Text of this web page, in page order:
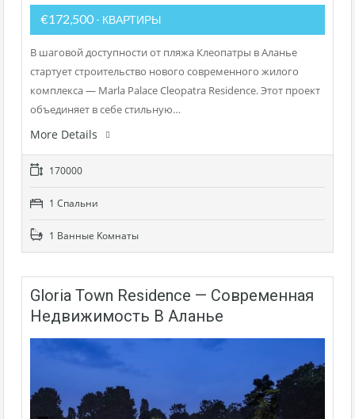
€172,500 - КВАРТИРЫ
В шаговой доступности от пляжа Клеопатры в Аланье
стартует строительство нового современного жилого
комплекса — Marla Palace Cleopatra Residence. Этот проект
объединяет в себе стильную…
More Details
170000
1 Cпальни
1 Bанные Kомнаты
Gloria Town Residence — Современная
Недвижимость В Аланье